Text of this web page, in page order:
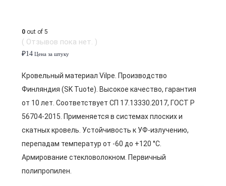
0 out of 5
( Отзывов пока нет. )
₽14 Цена за штуку
Кровельный материал Vilpe. Производство
Финляндия (SK Tuote). Высокое качество, гарантия
от 10 лет. Соответствует СП 17.13330.2017, ГОСТ Р
56704-2015. Применяется в системах плоских и
скатных кровель. Устойчивость к УФ-излучению,
перепадам температур от -60 до +120 °C.
Армирование стекловолокном. Первичный
полипропилен.